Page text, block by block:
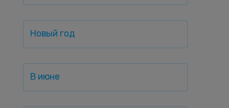
Новый год
В июне